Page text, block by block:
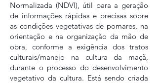
Normalizada (NDVI), útil para a geração
de informações rápidas e precisas sobre
as condições vegetativas de pomares, na
orientação e na organização da mão de
obra, conforme a exigência dos tratos
culturais/manejo na cultura da maçã,
durante o processo do desenvolvimento
vegetativo da cultura. Está sendo criada